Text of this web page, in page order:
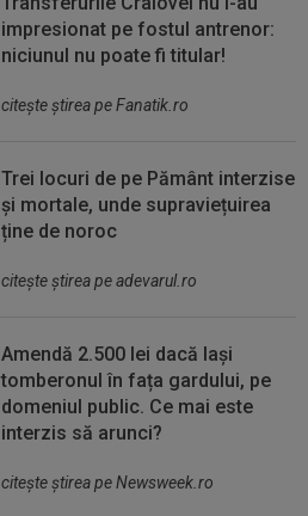
impresionat pe fostul antrenor:
niciunul nu poate fi titular!
citeşte ştirea pe Fanatik.ro
Trei locuri de pe Pământ interzise
și mortale, unde supraviețuirea
ține de noroc
citeşte ştirea pe adevarul.ro
Amendă 2.500 lei dacă lași
tomberonul în fața gardului, pe
domeniul public. Ce mai este
interzis să arunci?
citeşte ştirea pe Newsweek.ro